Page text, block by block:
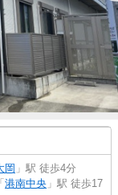
岡 」駅 徒歩4分
「 港南中央 」駅 徒歩17